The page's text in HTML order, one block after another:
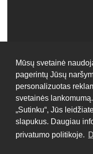
Mūsų svetainė
pagerintų Jūsų
personalizuotas
svetainės
„Sutinku“, Jūs
slapukus. Daugiau
privatumo politikoje.
Rašyti atsakymą...